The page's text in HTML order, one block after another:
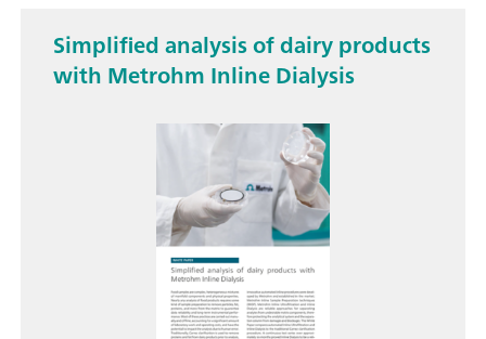
Simplified analysis of dairy products
with Metrohm Inline Dialysis